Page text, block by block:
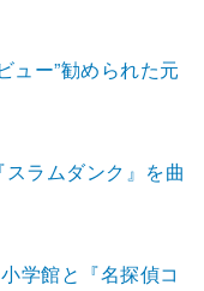
ュー”勧められた元
スラムダンク』を曲
学館と『名探偵コ